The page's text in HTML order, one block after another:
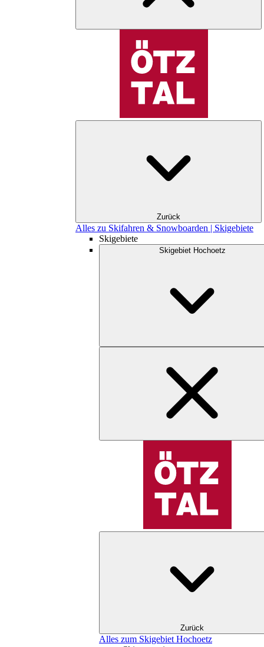
Zurück
Alles zu Skifahren & Snowboarden | Skigebiete
Skigebiete
Skigebiet Hochoetz
Zurück
Alles zum Skigebiet Hochoetz